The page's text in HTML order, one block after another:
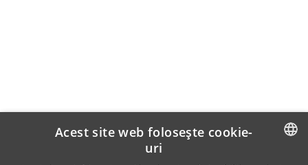
Acest site web folosește cookie-
uri